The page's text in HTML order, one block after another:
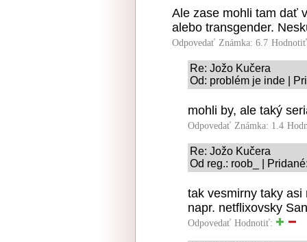
Ale zase mohli tam dať
alebo transgender.
Odpovedať Známka: 6.7
Re: Jožo Kučera
Od: problém je inde |
mohli by, ale taký
Odpovedať Známka: 1.4
Re: Jožo Kučera
Od reg.: roob_ |
tak vesmirny taky
napr. netflixovsky
Odpovedať Hodnotiť: